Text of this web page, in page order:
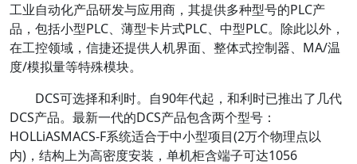
工业自动化产品研发与应用商，其提供多种型号的PLC产
品，包括小型PLC、薄型卡片式PLC、中型PLC。除此以外，
在工控领域，信捷还提供人机界面、整体式控制器、MA/温
度/模拟量等特殊模块。
DCS可选择和利时。自90年代起，和利时已推出了几代
DCS产品。最新一代的DCS产品包含两个型号：
HOLLiASMACS-F系统适合于中小型项目(2万个物理点以
内)，结构上为高密度安装，单机柜含端子可达1056